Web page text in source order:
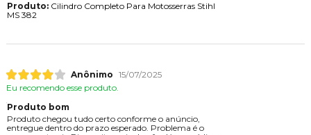
Produto:Cilindro Completo Para Motosserras Stihl
MS 382
Anônimo 15/07/2025
Eu recomendo esse produto.
Produto bom
Produto chegou tudo certo conforme o anúncio,
entregue dentro do prazo esperado. Problema é o